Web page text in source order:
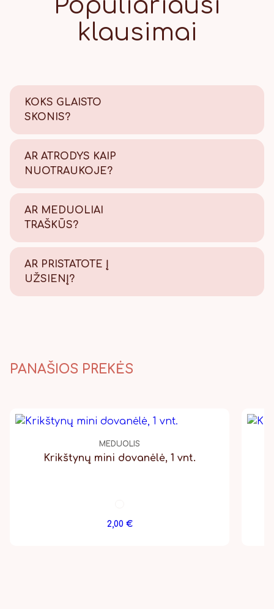
Populiariausi
klausimai
KOKS GLAISTO
SKONIS?
Saldus su šiek tiek citrinos
AR ATRODYS KAIP
NUOTRAUKOJE?
Tikrai taip! Viską atliekame
užtikriname kokybę.
AR MEDUOLIAI
TRAŠKŪS?
Tikrai traškūs - nes švieži!
AR PRISTATOTE Į
UŽSIENĮ?
Taip, pristatome, Lietuvos
PANAŠIOS PREKĖS
MEDUOLIS
Krikštynų mini dovanėlė, 1 vnt.
2,00 €